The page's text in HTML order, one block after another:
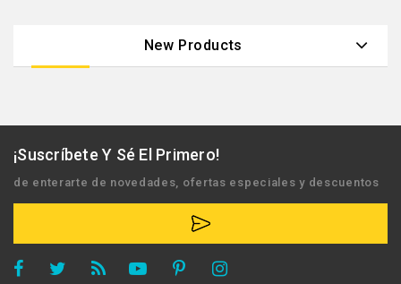
New Products
¡Suscríbete Y Sé El Primero!
de enterarte de novedades, ofertas especiales y descuentos